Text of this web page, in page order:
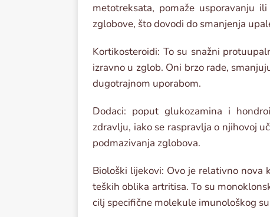
metotreksata, pomaže usporavanju
zglobove, što dovodi do smanjenja
Kortikosteroidi: To su snažni
izravno u zglob. Oni brzo rade,
dugotrajnom uporabom.
Dodaci: poput glukozamina i
zdravlju, iako se raspravlja o njihovoj
podmazivanja zglobova.
Biološki lijekovi: Ovo je relativno nova
teških oblika artritisa. To su
cilj specifične molekule imunološkog